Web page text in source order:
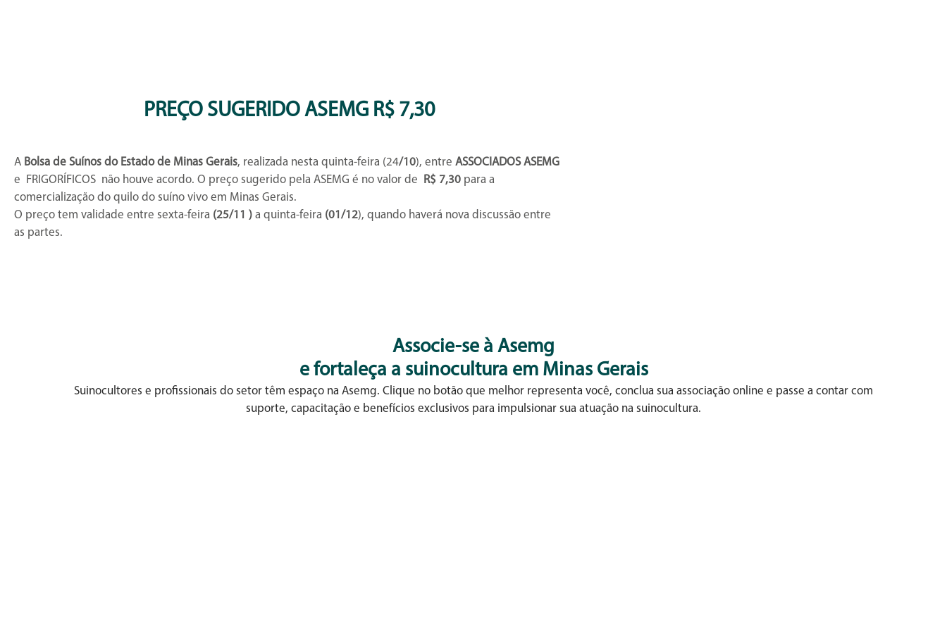
PREÇO SUGERIDO ASEMG R$ 7,30
A Bolsa de Suínos do Estado de Minas Gerais, realizada nesta quinta-feira (24/10), entre ASSOCIADOS ASEMG
e FRIGORÍFICOS não houve acordo. O preço sugerido pela ASEMG é no valor de
R$ 7,30 para a
comercialização do quilo do suíno vivo em Minas Gerais.
O preço tem validade entre sexta-feira (25/11 ) a quinta-feira (01/12), quando haverá nova discussão entre
as partes.
Associe-se à Asemg
e fortaleça a suinocultura em Minas Gerais
Suinocultores e profissionais do setor têm espaço na Asemg. Clique no botão que melhor representa você, conclua sua associação online e passe a contar com
suporte, capacitação e benefícios exclusivos para impulsionar sua atuação na suinocultura.